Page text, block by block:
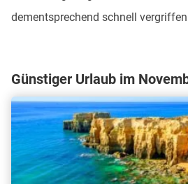
dementsprechend schnell
Günstiger Urlaub im